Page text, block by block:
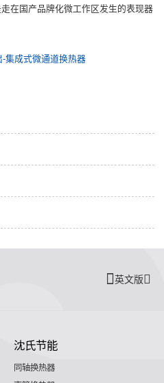
在国产品牌化微工作区发生的表现器
集成式微通道换热器
英文版
沈氏节能
同轴换热器